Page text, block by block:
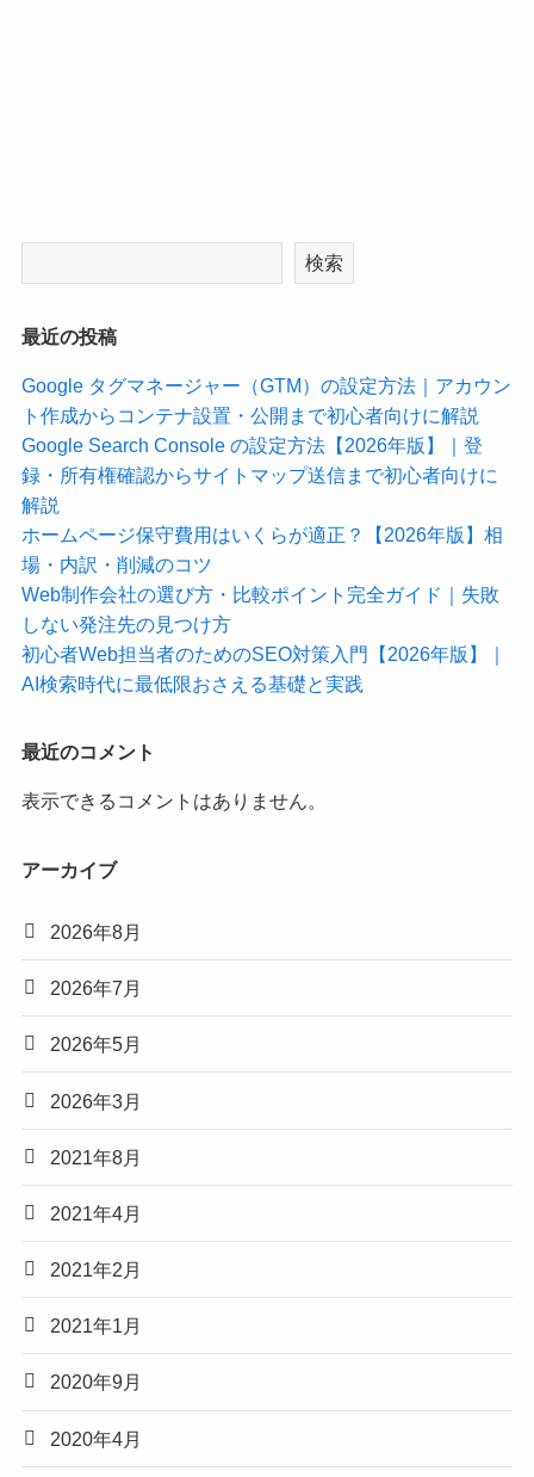
検索
最近の投稿
Google タグマネージャー（GTM）の設定方法｜アカウン
ト作成からコンテナ設置・公開まで初心者向けに解説
Google Search Console の設定方法【2026年版】｜登
録・所有権確認からサイトマップ送信まで初心者向けに
解説
ホームページ保守費用はいくらが適正？【2026年版】相
場・内訳・削減のコツ
Web制作会社の選び方・比較ポイント完全ガイド｜失敗
しない発注先の見つけ方
初心者Web担当者のためのSEO対策入門【2026年版】｜
AI検索時代に最低限おさえる基礎と実践
最近のコメント
表示できるコメントはありません。
アーカイブ
2026年8月
2026年7月
2026年5月
2026年3月
2021年8月
2021年4月
2021年2月
2021年1月
2020年9月
2020年4月